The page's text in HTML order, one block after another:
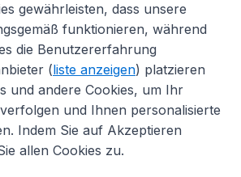
gewährleisten, dass unsere
funktionieren, während
die Benutzererfahrung
(liste anzeigen) platzieren
und andere Cookies, um Ihr
und Ihnen personalisierte
Indem Sie auf Akzeptieren
allen Cookies zu.